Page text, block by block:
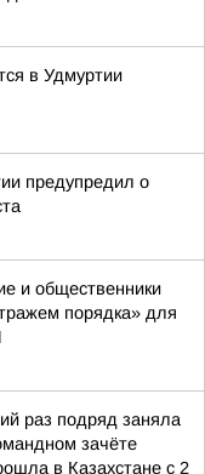
в Удмуртии
предупредил о
и общественники
порядка» для
раз подряд заняла
зачёте
в Казахстане с 2